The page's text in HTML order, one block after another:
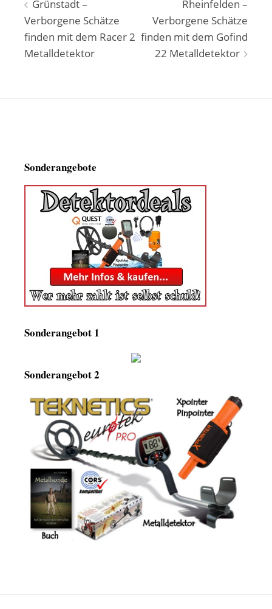
Beitragsnavigation
Grünstadt –
Verborgene Schätze
finden mit dem Racer 2
Metalldetektor
Rheinfelden –
Verborgene Schätze
finden mit dem Gofind
22 Metalldetektor
Sonderangebote
Sonderangebot 1
Sonderangebot 2